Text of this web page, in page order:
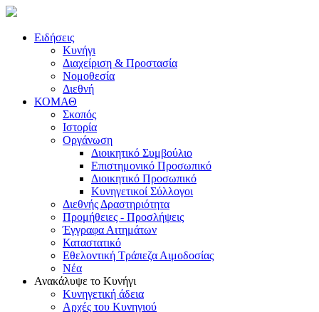
Ειδήσεις
Κυνήγι
Διαχείριση & Προστασία
Νομοθεσία
Διεθνή
ΚΟΜΑΘ
Σκοπός
Ιστορία
Οργάνωση
Διοικητικό Συμβούλιο
Επιστημονικό Προσωπικό
Διοικητικό Προσωπικό
Κυνηγετικοί Σύλλογοι
Διεθνής Δραστηριότητα
Προμήθειες - Προσλήψεις
Έγγραφα Αιτημάτων
Καταστατικό
Εθελοντική Τράπεζα Αιμοδοσίας
Νέα
Ανακάλυψε το Κυνήγι
Κυνηγετική άδεια
Αρχές του Κυνηγιού